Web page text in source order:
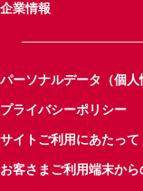
企業情報
パーソナルデータ（個
プライバシーポリシー
サイトご利用にあたって
お客さまご利用端末か